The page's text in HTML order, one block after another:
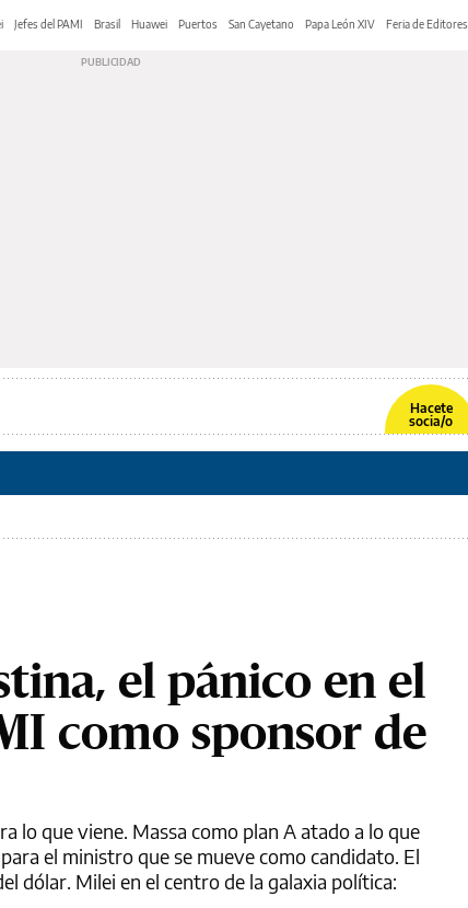
Jefes del PAMI Brasil Huawei Puertos San Cayetano Papa León XIV Feria de Editores
Hacete
socia/o
el pánico en el
como sponsor de
lo que viene. Massa como plan A atado a lo que
el ministro que se mueve como candidato. El
dólar. Milei en el centro de la galaxia política: